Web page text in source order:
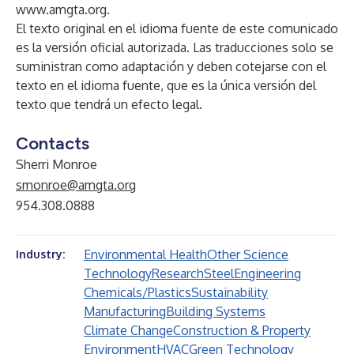
www.amgta.org.
El texto original en el idioma fuente de este comunicado
es la versión oficial autorizada. Las traducciones solo se
suministran como adaptación y deben cotejarse con el
texto en el idioma fuente, que es la única versión del
texto que tendrá un efecto legal.
Contacts
Sherri Monroe
smonroe@amgta.org
954.308.0888
Industry: Environmental HealthOther Science
TechnologyResearchSteelEngineering
Chemicals/PlasticsSustainability
ManufacturingBuilding Systems
Climate ChangeConstruction & Property
EnvironmentHVACGreen Technology